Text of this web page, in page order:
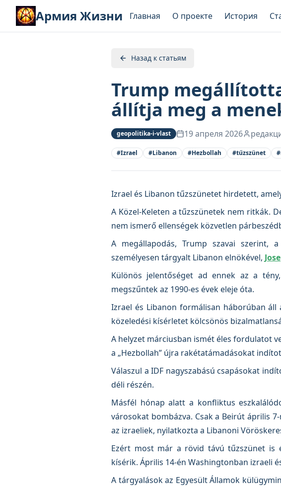
Армия Жизни Главная О проекте История
Назад к статьям
Trump
állítja meg a
geopolitika-i-vlast 19 апреля 2026
#Izrael #Libanon #Hezbollah #tűzszünet #
Izrael és Libanon tűzszünetet hirdetett,
A Közel-Keleten a tűzszünetek nem ritkák.
nem ismerő ellenségek közvetlen
A megállapodás, Trump szavai szerint,
személyesen tárgyalt Libanon elnökével,
Különös jelentőséget ad ennek az a
megszűntek az 1990-es évek eleje óta.
Izrael és Libanon formálisan háborúban
közeledési kísérletet kölcsönös
A helyzet márciusban ismét éles fordulatot
a „Hezbollah” újra rakétatámadásokat
Válaszul a IDF nagyszabású csapásokat
déli részén.
Másfél hónap alatt a konfliktus
városokat bombázva. Csak a Beirút április
az izraeliek, nyilatkozta a Libanoni
Ezért most már a rövid távú tűzszünet is
kísérik. Április 14-én Washingtonban izraeli
A tárgyalások az Egyesült Államok